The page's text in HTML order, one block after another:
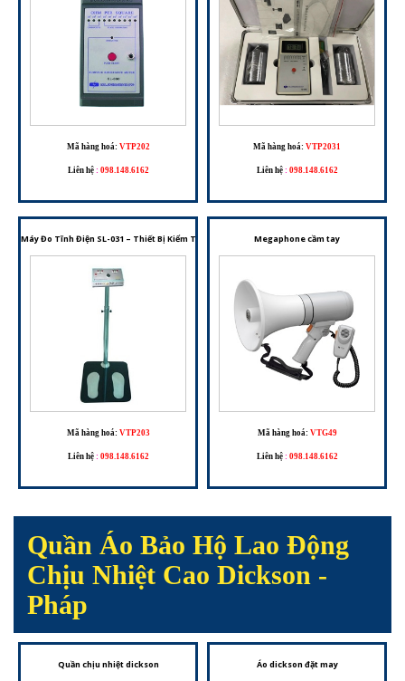
Mã hàng hoá: VTP202
Liên hệ : 098.148.6162
Mã hàng hoá: VTP2031
Liên hệ : 098.148.6162
Máy Đo Tĩnh Điện SL-031 – Thiết Bị Kiểm Tra Vòng Đeo Tay Và Giày Chống Tĩnh Điện
Mã hàng hoá: VTP203
Liên hệ : 098.148.6162
Megaphone cầm tay
Mã hàng hoá: VTG49
Liên hệ : 098.148.6162
Quần Áo Bảo Hộ Lao Động
Chịu Nhiệt Cao Dickson -
Pháp
Quần chịu nhiệt dickson Áo dickson đặt may